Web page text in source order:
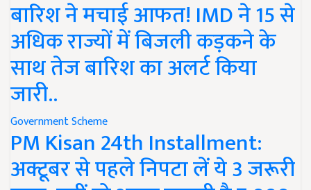
बारिश ने मचाई आफत! IMD ने 15 से
अधिक राज्यों में बिजली कड़कने के
साथ तेज बारिश का अलर्ट किया
जारी..
Government Scheme
PM Kisan 24th Installment:
अक्टूबर से पहले निपटा लें ये 3 जरूरी